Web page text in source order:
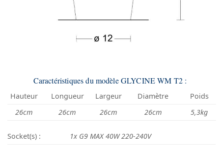
Caractéristiques du modèle GLYCINE WM T2 :
Hauteur Longueur Largeur Diamètre
Poids
26cm
26cm 26cm 26cm 5,3kg
Socket(s) : 1x G9 MAX 40W 220-240V